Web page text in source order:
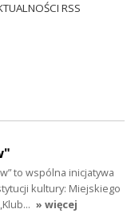
RSS
to wspólna inicjatywa
kultury: Miejskiego
» więcej